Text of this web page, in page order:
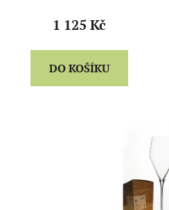
1 125 Kč
DO KOŠÍKU